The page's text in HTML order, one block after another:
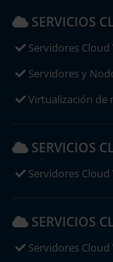
SERVICIOS
Servidores Cloud
Servidores y
Virtualización de
SERVICIOS
Servidores Cloud
SERVICIOS
Servidores Cloud